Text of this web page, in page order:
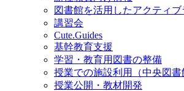
図書館を活用したアクティ
講習会
Cute.Guides
基幹教育支援
学習・教育用図書の整備
授業での施設利用（中央図書
授業公開・教材開発